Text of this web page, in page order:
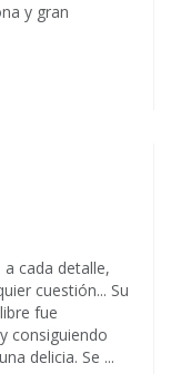
y gran
cada detalle,
cuestión... Su
fue
consiguiendo
delicia. Se ...